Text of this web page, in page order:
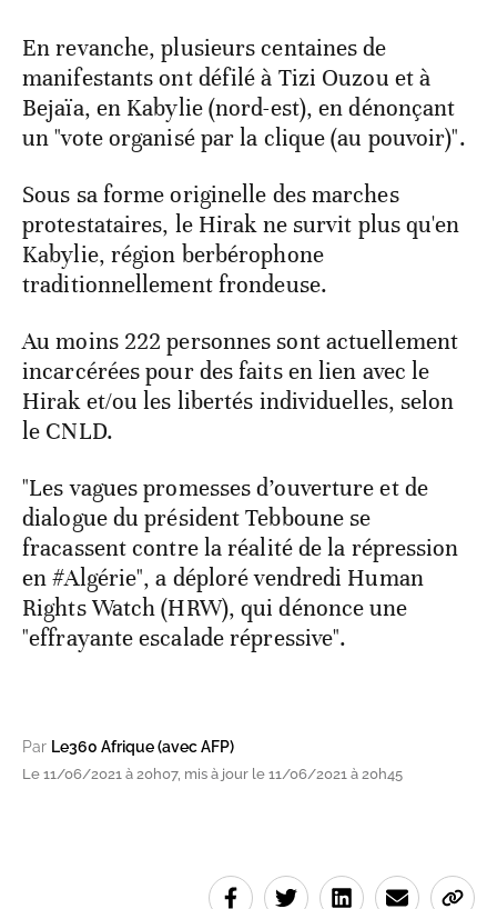
En revanche, plusieurs centaines de
manifestants ont défilé à Tizi Ouzou et à
Bejaïa, en Kabylie (nord-est), en dénonçant
un "vote organisé par la clique (au pouvoir)".
Sous sa forme originelle des marches
protestataires, le Hirak ne survit plus qu'en
Kabylie, région berbérophone
traditionnellement frondeuse.
Au moins 222 personnes sont actuellement
incarcérées pour des faits en lien avec le
Hirak et/ou les libertés individuelles, selon
le CNLD.
"Les vagues promesses d’ouverture et de
dialogue du président Tebboune se
fracassent contre la réalité de la répression
en #Algérie", a déploré vendredi Human
Rights Watch (HRW), qui dénonce une
"effrayante escalade répressive".
Par Le360 Afrique (avec AFP)
Le 11/06/2021 à 20h07, mis à jour le 11/06/2021 à 20h45